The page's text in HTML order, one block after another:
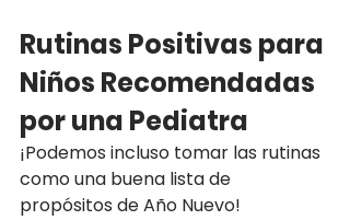
Rutinas Positivas para
Niños Recomendadas
por una Pediatra
¡Podemos incluso tomar las rutinas
como una buena lista de
propósitos de Año Nuevo!